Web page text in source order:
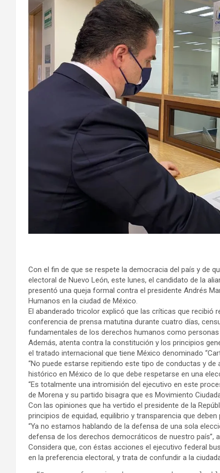
Con el fin de que se respete la democracia del país y de
electoral de Nuevo León, este lunes, el candidato de la
presentó una queja formal contra el presidente Andrés
Humanos en la ciudad de México.
El abanderado tricolor explicó que las críticas que recibió
conferencia de prensa matutina durante cuatro días,
fundamentales de los derechos humanos como personas
Además, atenta contra la constitución y los principios
el tratado internacional que tiene México denominado
“No puede estarse repitiendo este tipo de conductas y
histórico en México de lo que debe respetarse en una
“Es totalmente una intromisión del ejecutivo en este
de Morena y su partido bisagra que es Movimiento
Con las opiniones que ha vertido el presidente de la
principios de equidad, equilibrio y transparencia que
“Ya no estamos hablando de la defensa de una sola
defensa de los derechos democráticos de nuestro país”,
Considera que, con éstas acciones el ejecutivo federal
en la preferencia electoral, y trata de confundir a la